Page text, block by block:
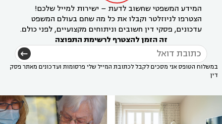
המידע המשפטי שחשוב לדעת – ישירות למייל שלכם!
הצטרפו לניוזלטר וקבלו את כל מה שחם בעולם המשפט
עדכונים, פסקי דין חשובים וניתוחים מקצועיים, לפני כולם.
זה הזמן להצטרף לרשימת התפוצה
במשלוח הטופס אני מסכים לקבל לכתובת המייל שלי פרסומות ועדכונים מאתר פסק
דין